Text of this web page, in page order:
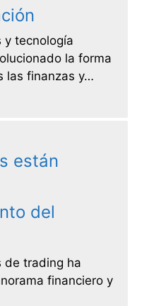
y tecnología
la forma
las finanzas y…
están
del
de trading ha
financiero y